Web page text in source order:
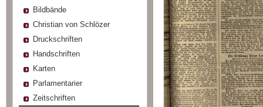
Bildbände
Christian von Schlözer
Druckschriften
Handschriften
Karten
Parlamentarier
Zeitschriften